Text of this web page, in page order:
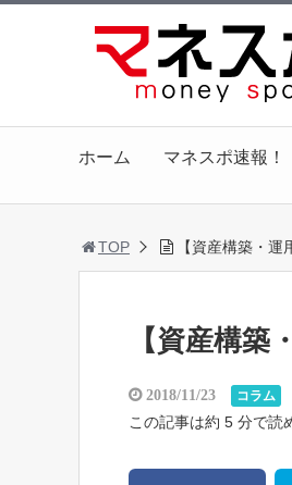
ホーム マネスポ速報！
TOP 【資産構築・
【資産構
2018/11/23 コラム
この記事は約 5 分で読